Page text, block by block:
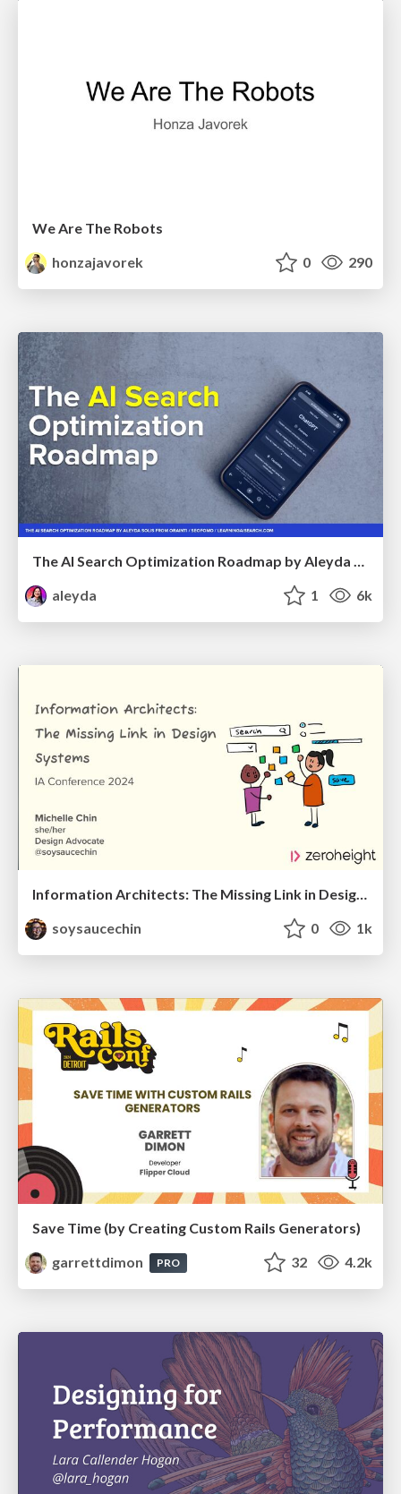
We Are The Robots
honzajavorek
0 290
The AI Search Optimization Roadmap by Aleyda Solis
aleyda
1 6k
Information Architects: The Missing Link in Design Systems
soysaucechin
0 1k
Save Time (by Creating Custom Rails Generators)
garrettdimon
PRO 32 4.2k